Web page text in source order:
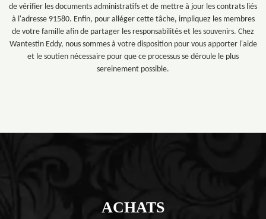
de vérifier les documents administratifs et de mettre à jour les contrats liés
à l'adresse 91580. Enfin, pour alléger cette tâche, impliquez les membres
de votre famille afin de partager les responsabilités et les souvenirs. Chez
Wantestin Eddy, nous sommes à votre disposition pour vous apporter l'aide
et le soutien nécessaire pour que ce processus se déroule le plus
sereinement possible.
ACHATS